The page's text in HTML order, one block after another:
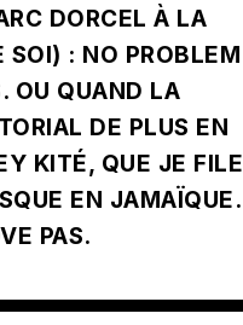
DORCEL À LA
SOI) : NO PROBLEM
OU QUAND LA
DE PLUS EN
KITÉ, QUE JE FILE
EN JAMAÏQUE.
PAS.